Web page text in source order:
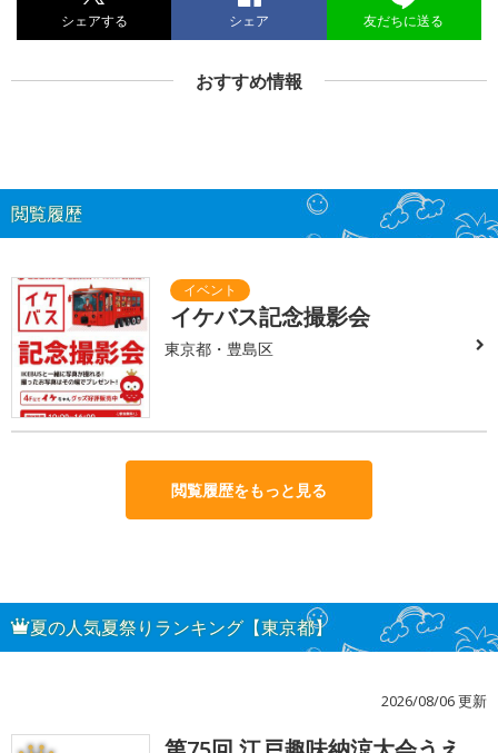
シェアする シェア 友だちに送る
おすすめ情報
閲覧履歴
イケバス記念撮影会
東京都・豊島区
閲覧履歴をもっと見る
夏の人気夏祭りランキング【東京都】
2026/08/06 更新